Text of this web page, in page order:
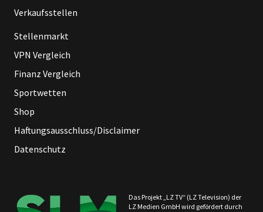
Verkaufsstellen
Stellenmarkt
VPN Vergleich
Finanz Vergleich
Sportwetten
Shop
Haftungsausschluss/Disclaimer
Datenschutz
Das Projekt „LZ TV“ (LZ Television) der
LZ Medien GmbH wird gefördert durch